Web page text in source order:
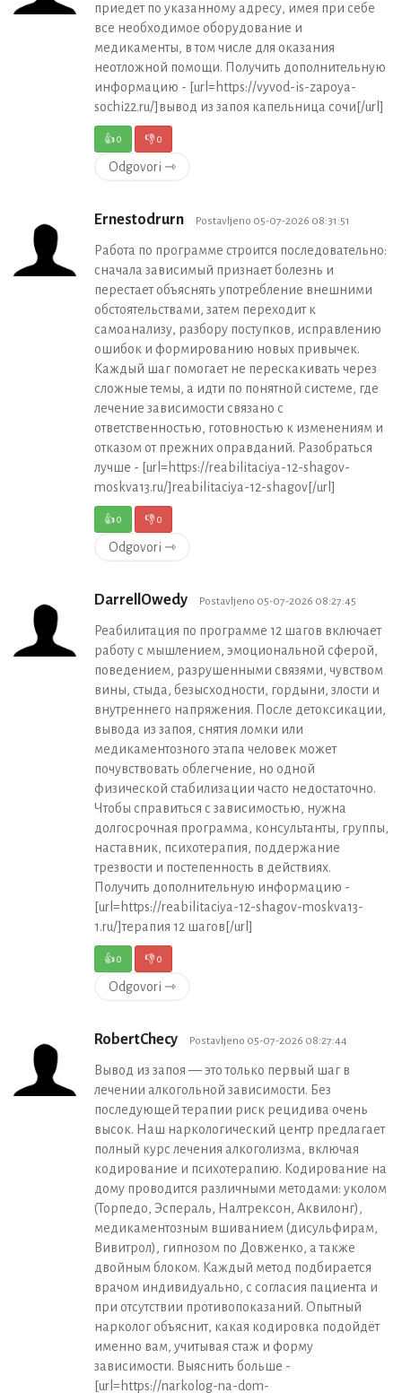
приедет по указанному адресу, имея при себе
все необходимое оборудование и
медикаменты, в том числе для оказания
неотложной помощи. Получить дополнительную
информацию - [url=https://vyvod-is-zapoya-
sochi22.ru/]вывод из запоя капельница сочи[/url]
👍0 👎0
Odgovori ⇾
Ernestodrurn Postavljeno 05-07-2026 08:31:51
Работа по программе строится последовательно:
сначала зависимый признает болезнь и
перестает объяснять употребление внешними
обстоятельствами, затем переходит к
самоанализу, разбору поступков, исправлению
ошибок и формированию новых привычек.
Каждый шаг помогает не перескакивать через
сложные темы, а идти по понятной системе, где
лечение зависимости связано с
ответственностью, готовностью к изменениям и
отказом от прежних оправданий. Разобраться
лучше - [url=https://reabilitaciya-12-shagov-
moskva13.ru/]reabilitaciya-12-shagov[/url]
👍0 👎0
Odgovori ⇾
DarrellOwedy Postavljeno 05-07-2026 08:27:45
Реабилитация по программе 12 шагов включает
работу с мышлением, эмоциональной сферой,
поведением, разрушенными связями, чувством
вины, стыда, безысходности, гордыни, злости и
внутреннего напряжения. После детоксикации,
вывода из запоя, снятия ломки или
медикаментозного этапа человек может
почувствовать облегчение, но одной
физической стабилизации часто недостаточно.
Чтобы справиться с зависимостью, нужна
долгосрочная программа, консультанты, группы,
наставник, психотерапия, поддержание
трезвости и постепенность в действиях.
Получить дополнительную информацию -
[url=https://reabilitaciya-12-shagov-moskva13-
1.ru/]терапия 12 шагов[/url]
👍0 👎0
Odgovori ⇾
RobertChecy Postavljeno 05-07-2026 08:27:44
Вывод из запоя — это только первый шаг в
лечении алкогольной зависимости. Без
последующей терапии риск рецидива очень
высок. Наш наркологический центр предлагает
полный курс лечения алкоголизма, включая
кодирование и психотерапию. Кодирование на
дому проводится различными методами: уколом
(Торпедо, Эспераль, Налтрексон, Аквилонг),
медикаментозным вшиванием (дисульфирам,
Вивитрол), гипнозом по Довженко, а также
двойным блоком. Каждый метод подбирается
врачом индивидуально, с согласия пациента и
при отсутствии противопоказаний. Опытный
нарколог объяснит, какая кодировка подойдёт
именно вам, учитывая стаж и форму
зависимости. Выяснить больше -
[url=https://narkolog-na-dom-